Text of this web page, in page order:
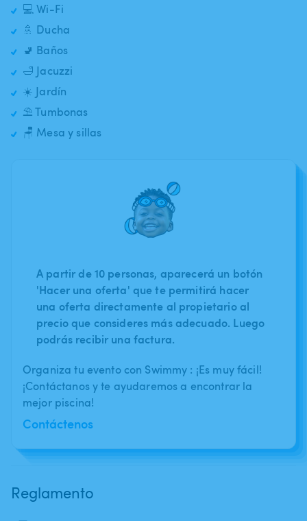
💻 Wi-Fi
🚿 Ducha
🚽 Baños
🛁 Jacuzzi
☀️ Jardín
⛱️ Tumbonas
🪑 Mesa y sillas
A partir de 10 personas, aparecerá un botón
'Hacer una oferta' que te permitirá hacer
una oferta directamente al propietario al
precio que consideres más adecuado. Luego
podrás recibir una factura.
Organiza tu evento con Swimmy : ¡Es muy fácil!
¡Contáctanos y te ayudaremos a encontrar la
mejor piscina!
Contáctenos
Reglamento